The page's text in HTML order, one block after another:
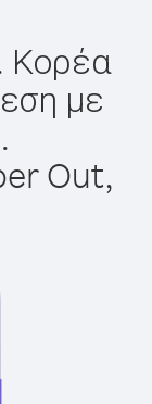
Κορέα
με
Out,